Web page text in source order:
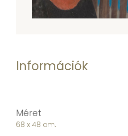
Információk
Méret
68 x 48 cm.